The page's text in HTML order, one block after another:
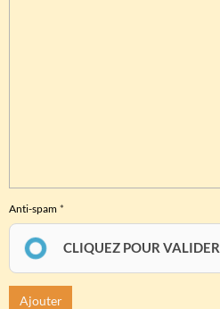
Anti-spam
CLIQUEZ POUR VALIDER
Ajouter